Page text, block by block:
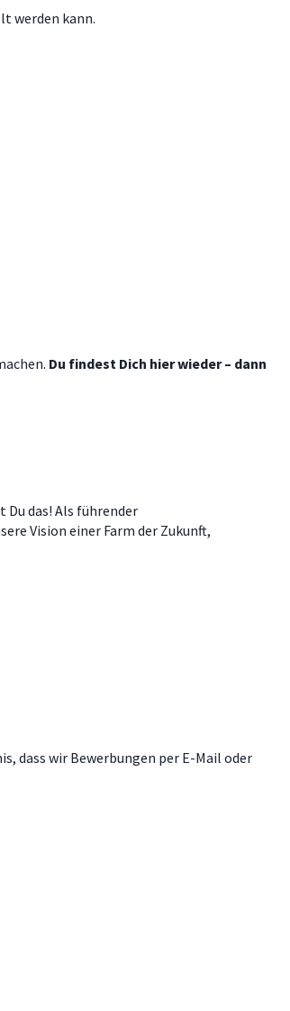
werden kann.
Du findest Dich hier wieder – dann
das! Als führender
Vision einer Farm der Zukunft,
dass wir Bewerbungen per E-Mail oder